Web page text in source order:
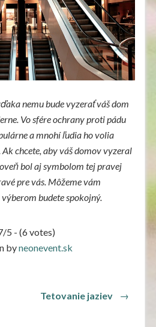
nemu bude vyzerať váš dom
Vo sfére ochrany proti pádu
a mnohí ľudia ho volia
chcete, aby váš domov vyzeral
bol aj symbolom tej pravej
pre vás. Môžeme vám
budete spokojný.
5 - (6 votes)
byneonevent.sk
Tetovanie jazievNext
→